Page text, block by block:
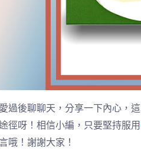
後聊聊天，分享一下內心，這
徑呀！相信小編，只要堅持服用
哦！謝謝大家！